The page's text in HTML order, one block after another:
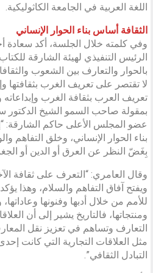
اللغة العربية في الجامعة الكاثوليكية.
الثقافة أساس بناء الحوار الإنساني
وفي كلمته خلال الجلسة، أكد سعادة
الرئيس التنفيذي لهيئة الشارقة
بالحوار والتعارف بين الشعوب
لا تقتصر على تعريف الغرب بثقافتها
تعريف العرب بثقافة الغرب
بمقولة صاحب السمو الشيخ
عضو المجلس الأعلى حاكم الشارقة:
بناء الحوار الإنساني، وخلق التفاهم
بِغَضّ النظر عن العرق أو الدين أو
وقال العامري: “التعرف على ثقافة
ويفتح آفاق التفاهم والسلام، وهذا
للأمم من خلال أدبها وفنونها
ومنتجاتها، فالتاريخ يشير إلى أن
التعارف وتساهم في تعزيز نقل
مثل العلاقات التجارية التي كانت
التبادل الثقافي”.